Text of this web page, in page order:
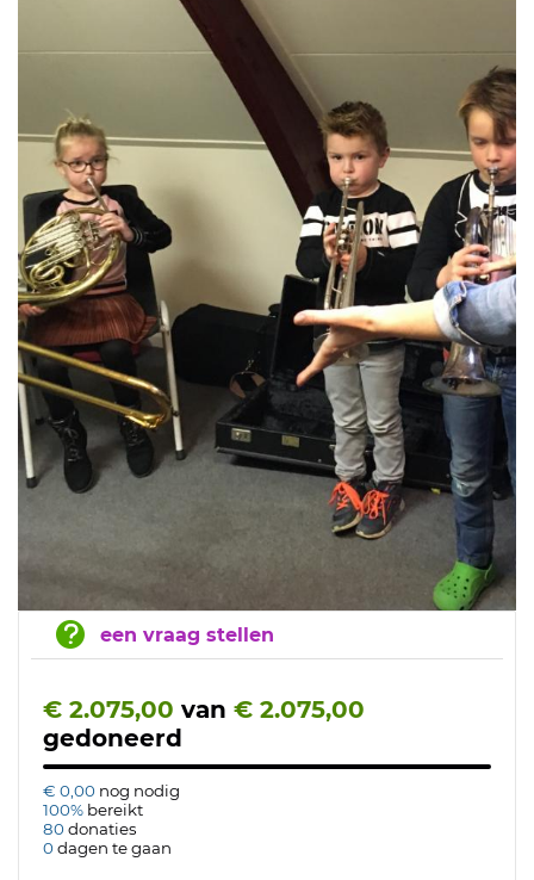
een vraag stellen
€ 2.075,00 van € 2.075,00
gedoneerd
€ 0,00 nog nodig
100% bereikt
80donaties
0dagen te gaan